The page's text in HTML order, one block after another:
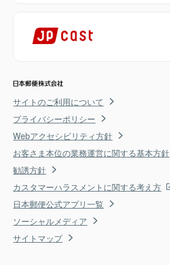
サイトのご利用について
プライバシーポリシー
Webアクセシビリティ方針
お客さま本位の業務運営に関する基本方針
勧誘方針
カスタマーハラスメントに関する考え方
日本郵便公式アプリ一覧
ソーシャルメディア
サイトマップ